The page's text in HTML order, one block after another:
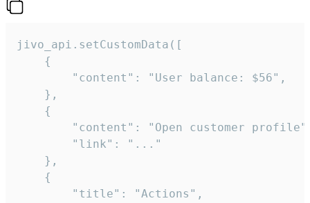
jivo_api.setCustomData([
    {
        "content": "User balance: $56",
    },
    {
"content": "Open customer
        "link": "..."
    },
    {
        "title": "Actions",